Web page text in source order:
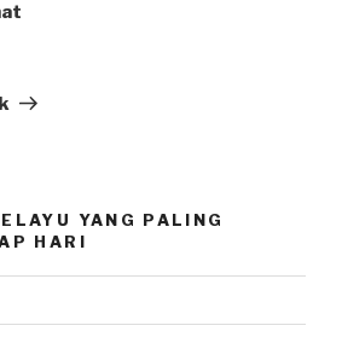
YANG PALING
HARI